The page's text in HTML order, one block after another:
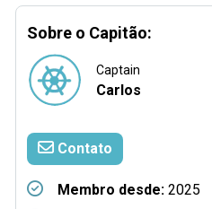
Sobre o Capitão:
Captain
Carlos
Contato
Membro desde: 2025